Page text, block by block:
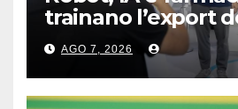
trainano l’export
AGO 7, 2026